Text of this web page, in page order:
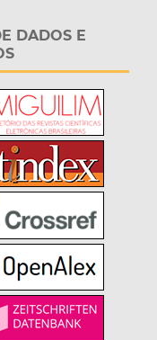
DADOS E